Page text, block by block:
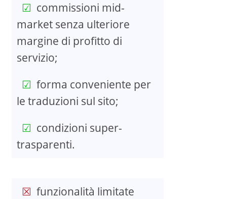
commissioni mid-
market senza ulteriore
margine di profitto di
servizio;
forma conveniente per
le traduzioni sul sito;
condizioni super-
trasparenti.
funzionalità limitate